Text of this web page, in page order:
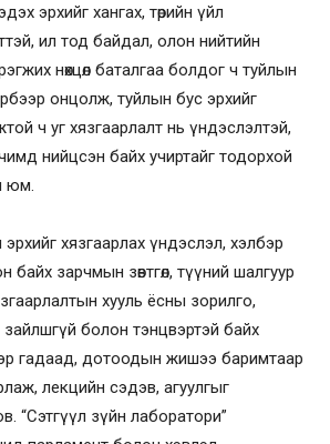
эрхийг хангах, төрийн үйл
ил тод байдал, олон нийтийн
нөхцөл баталгаа болдог ч туйлын
онцолж, туйлын бус эрхийг
ч уг хязгаарлалт нь үндэслэлтэй,
нийцсэн байх учиртайг тодорхой
юм.
хязгаарлах үндэслэл, хэлбэр
байх зарчмын зөвтгөл, түүний шалгуур
хууль ёсны зорилго,
болон тэнцвэртэй байх
гадаад, дотоодын жишээ баримтаар
лекцийн сэдэв, агуулгыг
“Сэтгүүл зүйн лаборатори”